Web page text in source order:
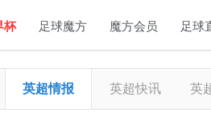
杯 足球魔方 魔方会员 足球
英超情报 英超快讯 英